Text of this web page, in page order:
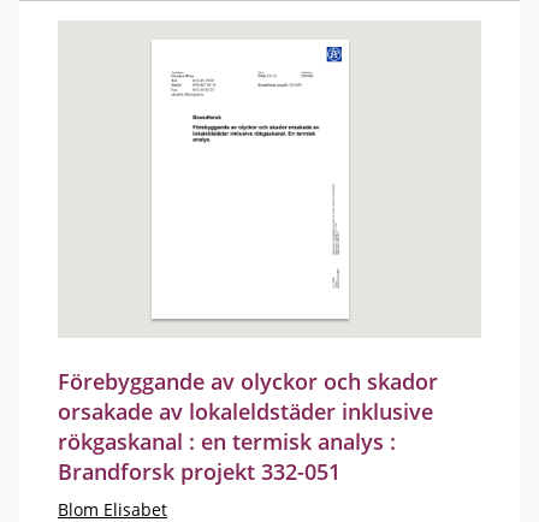
Förebyggande av olyckor och skador
orsakade av lokaleldstäder inklusive
rökgaskanal : en termisk analys :
Brandforsk projekt 332-051
Blom Elisabet